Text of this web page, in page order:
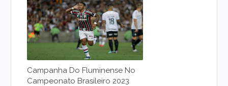
Campanha Do Fluminense No
Campeonato Brasileiro 2023